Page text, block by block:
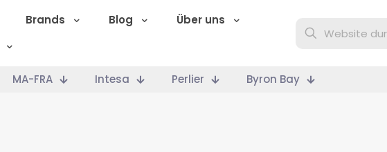
Brands Blog
Über uns
MA-FRA Intesa Perlier Byron Bay